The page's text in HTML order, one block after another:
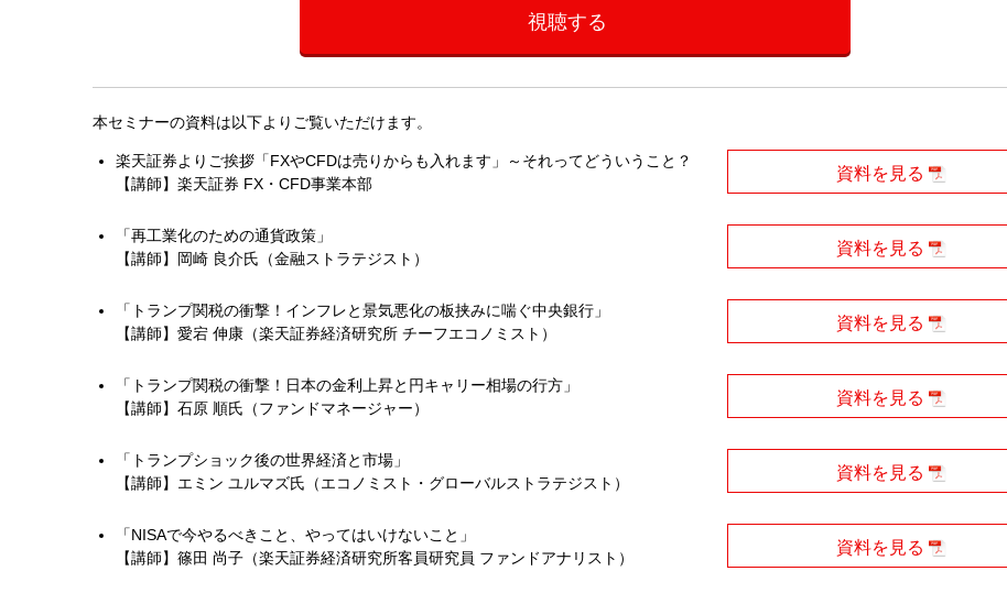
視聴する
本セミナーの資料は以下よりご覧いただけます。
楽天証券よりご挨拶「FXやCFDは売りからも入れます」～それってどういうこと？
【講師】楽天証券 FX・CFD事業本部
資料を見る
「再工業化のための通貨政策」
【講師】岡崎 良介氏（金融ストラテジスト）
資料を見る
「トランプ関税の衝撃！インフレと景気悪化の板挟みに喘ぐ中央銀行」
【講師】愛宕 伸康（楽天証券経済研究所 チーフエコノミスト）
資料を見る
「トランプ関税の衝撃！日本の金利上昇と円キャリー相場の行方」
【講師】石原 順氏（ファンドマネージャー）
資料を見る
「トランプショック後の世界経済と市場」
【講師】エミン ユルマズ氏（エコノミスト・グローバルストラテジスト）
資料を見る
「NISAで今やるべきこと、やってはいけないこと」
【講師】篠田 尚子（楽天証券経済研究所客員研究員 ファンドアナリスト）
資料を見る